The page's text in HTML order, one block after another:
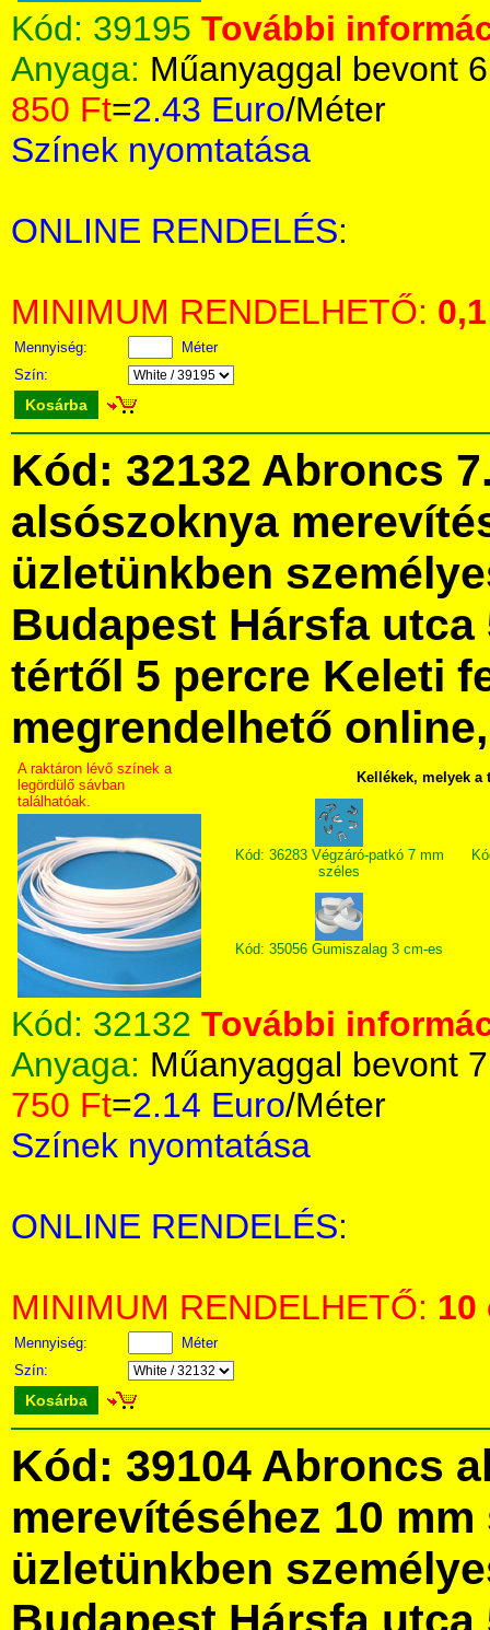
Kód: 39195 További
Anyaga: Műanyaggal bevont
850 Ft=2.43 Euro/Méter
Színek nyomtatása
ONLINE RENDELÉS:
MINIMUM RENDELHETŐ: 0,1
Mennyiség:
Méter
Szín:
Kosárba
Kód: 32132 Abroncs
alsószoknya
üzletünkben
Budapest Hársfa utca
tértől 5 percre Keleti
megrendelhető
A raktáron lévő színek a
legördülő sávban
találhatóak.
Kellékek, melyek
Kód: 36283 Végzáró-patkó 7 mm
széles
Kód: 35056 Gumiszalag 3 cm-es
Kód: 32132 További
Anyaga: Műanyaggal bevont
750 Ft=2.14 Euro/Méter
Színek nyomtatása
ONLINE RENDELÉS:
MINIMUM RENDELHETŐ: 10
Mennyiség:
Méter
Szín:
Kosárba
Kód: 39104 Abroncs
merevítéséhez 10
üzletünkben